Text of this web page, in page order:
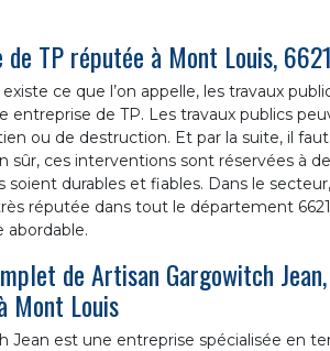
TP réputée à Mont Louis,
ce que l’on appelle, les travaux
entreprise de TP. Les travaux publics
ou de destruction. Et par la suite, il
sûr, ces interventions sont réservées à
soient durables et fiables. Dans le
réputée dans tout le département
abordable.
de Artisan Gargowitch
Mont Louis
Jean est une entreprise spécialisée en